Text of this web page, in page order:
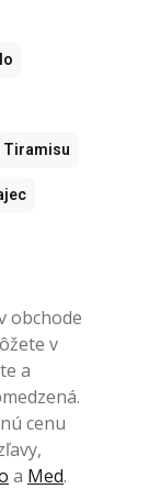
Tiramisu
obchode
v
a
cenu
a Med.